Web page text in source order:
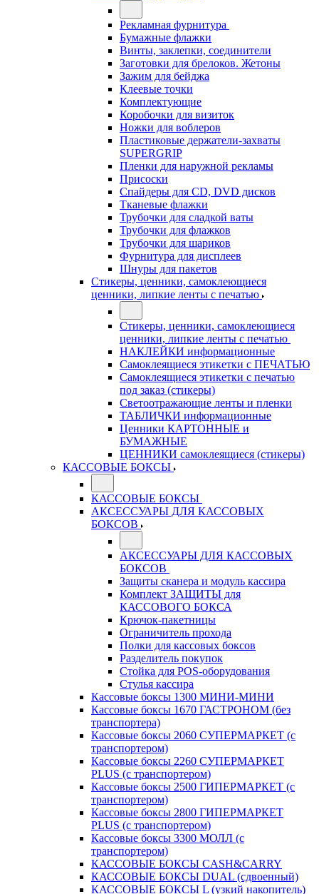
Рекламная фурнитура
Бумажные флажки
Винты, заклепки, соединители
Заготовки для брелоков. Жетоны
Зажим для бейджа
Клеевые точки
Комплектующие
Коробочки для визиток
Ножки для воблеров
Пластиковые держатели-захваты
SUPERGRIP
Пленки для наружной рекламы
Присоски
Спайдеры для CD, DVD дисков
Тканевые флажки
Трубочки для сладкой ваты
Трубочки для флажков
Трубочки для шариков
Фурнитура для дисплеев
Шнуры для пакетов
Стикеры, ценники, самоклеющиеся
ценники, липкие ленты с печатью
Стикеры, ценники, самоклеющиеся
ценники, липкие ленты с печатью
НАКЛЕЙКИ информационные
Самоклеящиеся этикетки с ПЕЧАТЬЮ
Самоклеящиеся этикетки с печатью
под заказ (стикеры)
Светоотражающие ленты и пленки
ТАБЛИЧКИ информационные
Ценники КАРТОННЫЕ и
БУМАЖНЫЕ
ЦЕННИКИ самоклеящиеся (стикеры)
КАССОВЫЕ БОКСЫ
КАССОВЫЕ БОКСЫ
АКСЕССУАРЫ ДЛЯ КАССОВЫХ
БОКСОВ
АКСЕССУАРЫ ДЛЯ КАССОВЫХ
БОКСОВ
Защиты сканера и модуль кассира
Комплект ЗАЩИТЫ для
КАССОВОГО БОКСА
Крючок-пакетницы
Ограничитель прохода
Полки для кассовых боксов
Разделитель покупок
Стойка для POS-оборудования
Стулья кассира
Кассовые боксы 1300 МИНИ-МИНИ
Кассовые боксы 1670 ГАСТРОНОМ (без
транспортера)
Кассовые боксы 2060 СУПЕРМАРКЕТ (с
транспортером)
Кассовые боксы 2260 СУПЕРМАРКЕТ
PLUS (с транспортером)
Кассовые боксы 2500 ГИПЕРМАРКЕТ (с
транспортером)
Кассовые боксы 2800 ГИПЕРМАРКЕТ
PLUS (с транспортером)
Кассовые боксы 3300 МОЛЛ (с
транспортером)
КАССОВЫЕ БОКСЫ CASH&CARRY
КАССОВЫЕ БОКСЫ DUAL (сдвоенный)
КАССОВЫЕ БОКСЫ L (узкий накопитель)